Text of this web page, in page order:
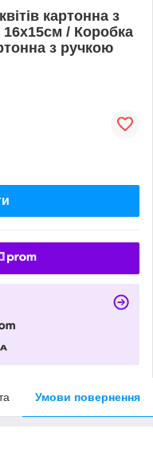
картонна з
/ Коробка
з ручкою
Умови повернення